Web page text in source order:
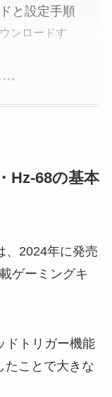
と設定手順
ンロードす
Hz-68の基本
、2024年に発売
ゲーミングキ
ドトリガー機能
たことで大きな